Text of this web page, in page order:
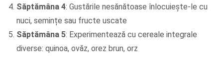
Săptămâna 4: Gustările nesănătoase înlocuiește-le cu
nuci, semințe sau fructe uscate
Săptămâna 5: Experimentează cu cereale integrale
diverse: quinoa, ovăz, orez brun, orz